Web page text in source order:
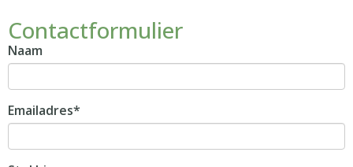
Contactformulier
Naam
Emailadres*